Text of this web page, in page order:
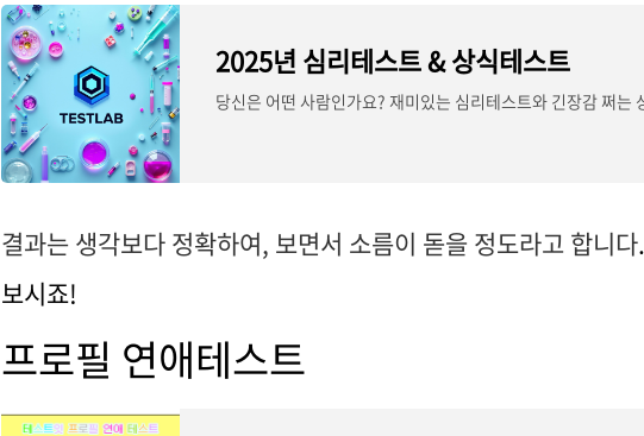
2025년 심리테스트 & 상식테스트
당신은 어떤 사람인가요? 재미있는 심리테스트와 긴장감 쩌는
결과는 생각보다 정확하여, 보면서 소름이 돋을 정도라고 합니다
보시죠!
프로필 연애테스트